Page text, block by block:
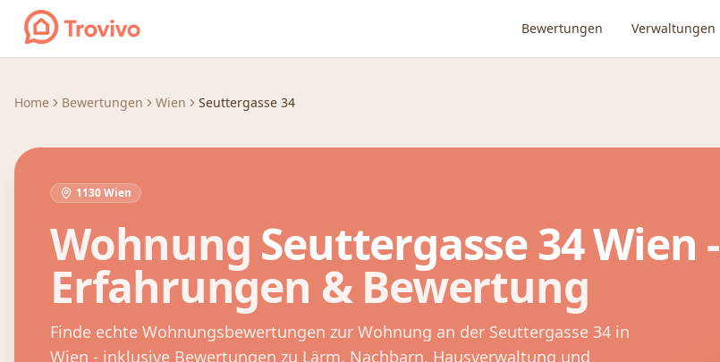
Zum Inhalt springen
Bewertungen Verwaltungen
Home Bewertungen Wien Seuttergasse 34
1130 Wien
Wohnung Seuttergasse 34Wien -
Erfahrungen & Bewertung
Finde echte Wohnungsbewertungen zur Wohnung an der Seuttergasse 34 in
Wien - inklusive Bewertungen zu Lärm, Nachbarn, Hausverwaltung und